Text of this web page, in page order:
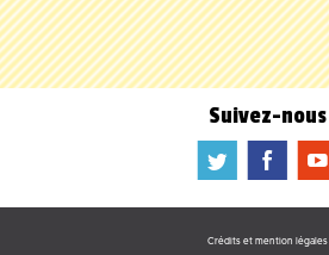
Suivez-nous
a b f
Crédits et mention légales